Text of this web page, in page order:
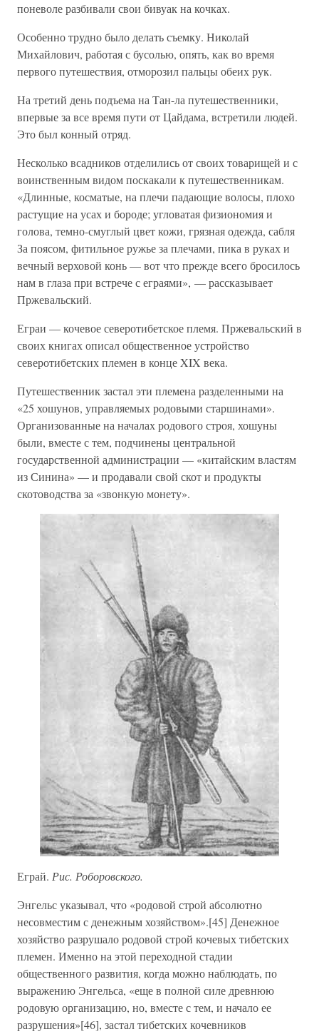
поневоле разбивали свои бивуак на кочках.
Особенно трудно было делать съемку. Николай
Михайлович, работая с бусолью, опять, как во время
первого путешествия, отморозил пальцы обеих рук.
На третий день подъема на Тан-ла путешественники,
впервые за все время пути от Цайдама, встретили людей.
Это был конный отряд.
Несколько всадников отделились от своих товарищей и с
воинственным видом поскакали к путешественникам.
«Длинные, косматые, на плечи падающие волосы, плохо
растущие на усах и бороде; угловатая физиономия и
голова, темно-смуглый цвет кожи, грязная одежда, сабля
За поясом, фитильное ружье за плечами, пика в руках и
вечный верховой конь — вот что прежде всего бросилось
нам в глаза при встрече с еграями», — рассказывает
Пржевальский.
Еграи — кочевое северотибетское племя. Пржевальский в
своих книгах описал общественное устройство
северотибетских племен в конце XIX века.
Путешественник застал эти племена разделенными на
«25 хошунов, управляемых родовыми старшинами».
Организованные на началах родового строя, хошуны
были, вместе с тем, подчинены центральной
государственной администрации — «китайским властям
из Синина» — и продавали свой скот и продукты
скотоводства за «звонкую монету».
Еграй. Рис. Роборовского.
Энгельс указывал, что «родовой строй абсолютно
несовместим с денежным хозяйством».[45] Денежное
хозяйство разрушало родовой строй кочевых тибетских
племен. Именно на этой переходной стадии
общественного развития, когда можно наблюдать, по
выражению Энгельса, «еще в полной силе древнюю
родовую организацию, но, вместе с тем, и начало ее
разрушения»[46], застал тибетских кочевников